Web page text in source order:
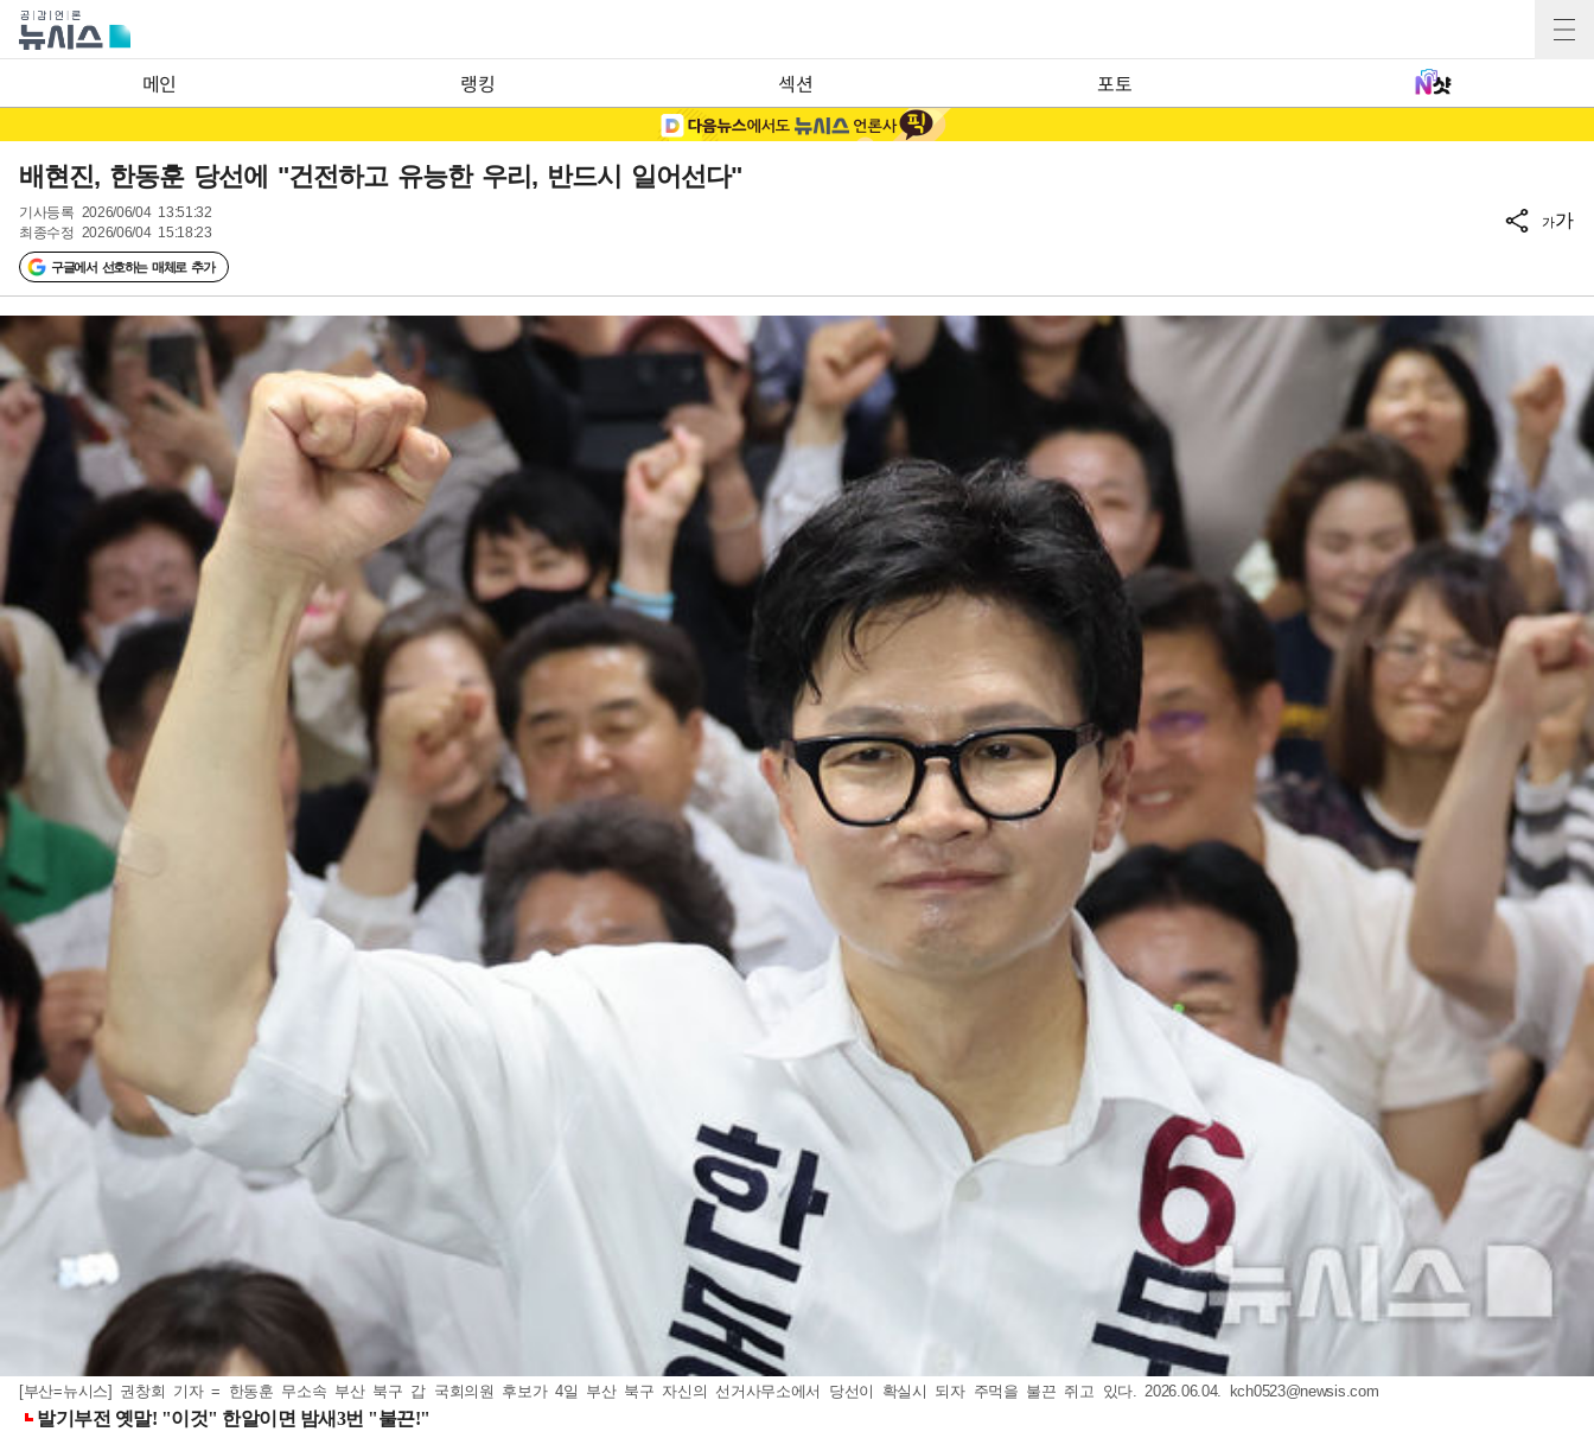
메인 랭킹 섹션 포토
배현진, 한동훈 당선에 "건전하고 유능한 우리, 반드시 일어선다"
기사등록 2026/06/04 13:51:32
최종수정 2026/06/04 15:18:23
구글에서 선호하는 매체로 추가
가가
[부산=뉴시스] 권창회 기자 = 한동훈 무소속 부산 북구 갑 국회의원 후보가 4일 부산 북구 자신의 선거사무소에서 당선이 확실시 되자 주먹을 불끈 쥐고 있다. 2026.06.04. kch0523@newsis.com